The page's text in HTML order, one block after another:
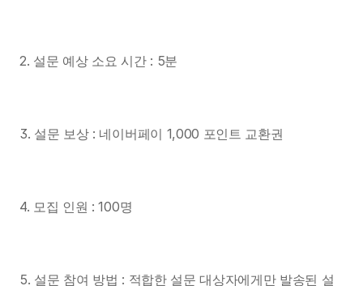
2. 설문 예상 소요 시간 : 5분
3. 설문 보상 : 네이버페이 1,000 포인트 교환권
4. 모집 인원 : 100명
5. 설문 참여 방법 : 적합한 설문 대상자에게만 발송된 설